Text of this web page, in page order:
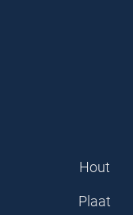
Hout
Plaat